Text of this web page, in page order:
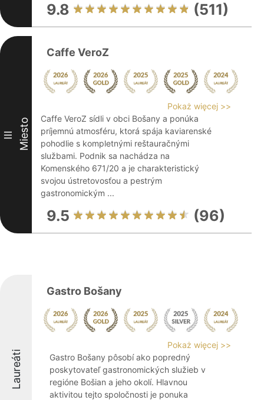
9.8 (511)
III Miesto
Caffe VeroZ
Pokaż więcej >>
Caffe VeroZ sídli v obci Bošany a ponúka
príjemnú atmosféru, ktorá spája kaviarenské
pohodlie s kompletnými reštauračnými
službami. Podnik sa nachádza na
Komenského 671/20 a je charakteristický
svojou ústretovosťou a pestrým
gastronomickým ...
9.5 (96)
Laureáti
Gastro Bošany
Pokaż więcej >>
Gastro Bošany pôsobí ako popredný
poskytovateľ gastronomických služieb v
regióne Bošian a jeho okolí. Hlavnou
aktivitou tejto spoločnosti je ponuka